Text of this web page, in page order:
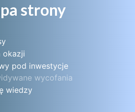
strony
okazji
pod inwestycje
wycofania
wiedzy